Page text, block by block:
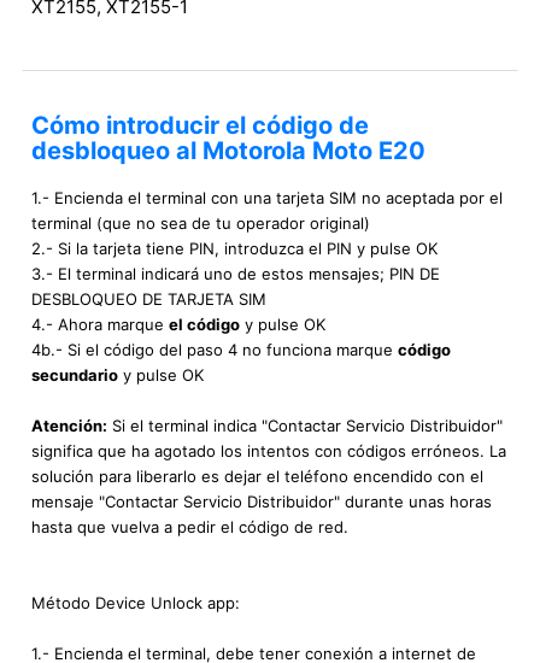
XT2155, XT2155-1
Cómo introducir el código de
desbloqueo al Motorola Moto E20
1.- Encienda el terminal con una tarjeta SIM no aceptada por el
terminal (que no sea de tu operador original)
2.- Si la tarjeta tiene PIN, introduzca el PIN y pulse OK
3.- El terminal indicará uno de estos mensajes; PIN DE
DESBLOQUEO DE TARJETA SIM
4.- Ahora marque el código y pulse OK
4b.- Si el código del paso 4 no funciona marque código
secundario y pulse OK
Atención: Si el terminal indica "Contactar Servicio Distribuidor"
significa que ha agotado los intentos con códigos erróneos. La
solución para liberarlo es dejar el teléfono encendido con el
mensaje "Contactar Servicio Distribuidor" durante unas horas
hasta que vuelva a pedir el código de red.
Método Device Unlock app:
1.- Encienda el terminal, debe tener conexión a internet de